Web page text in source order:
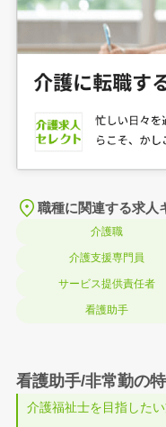
職種に関連する求人
介護職
介護支援専門員
サービス提供責任者
看護助手
看護助手/非常勤の
介護福祉士を目指した